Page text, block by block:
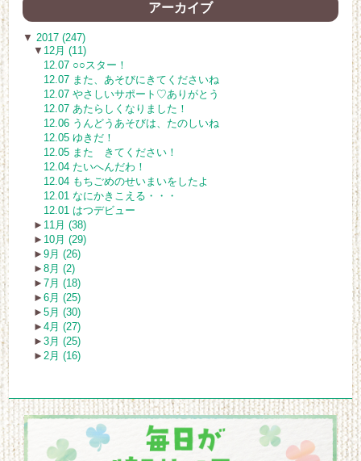
アーカイブ
▼ 2017 (247)
▼ 12月 (11)
12.07 ○○スター！
12.07 また、あそびにきてくださいね
12.07 やさしいサポート♡ありがとう
12.07 あたらしくなりました！
12.06 うんどうあそびは、たのしいね
12.05 ゆきだ！
12.05 また きてください！
12.04 たいへんだわ！
12.04 もちごめのせいまいをしたよ
12.01 なにかきこえる・・・
12.01 はつデビュー
► 11月 (38)
► 10月 (29)
► 9月 (26)
► 8月 (2)
► 7月 (18)
► 6月 (25)
► 5月 (30)
► 4月 (27)
► 3月 (25)
► 2月 (16)